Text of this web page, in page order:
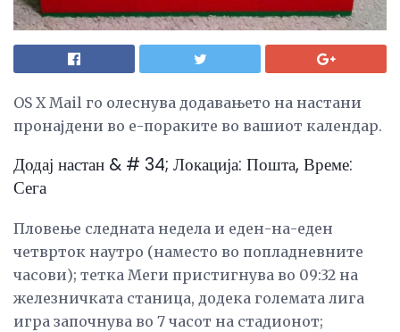
OS X Mail го олеснува додавањето на настани
пронајдени во е-пораките во вашиот календар.
Додај настан & # 34; Локација: Пошта, Време:
Сега
Пловење следната недела и еден-на-еден
четврток наутро (наместо во попладневните
часови); тетка Меги пристигнува во 09:32 на
железничката станица, додека големата лига
игра започнува во 7 часот на стадионот;